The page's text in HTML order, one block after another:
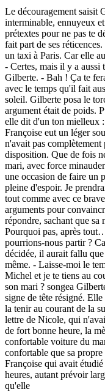
Le découragement saisit
interminable, ennuyeux
prétextes pour ne pas te
fait part de ses
un taxi à Paris. Car elle
- Certes, mais il y a aussi
Gilberte. - Bah ! Ça te
avec le temps qu'il fait
soleil. Gilberte posa le
argument était de poids.
elle dit d'un ton mielleux
Françoise eut un léger
n'avait pas
disposition. Que de fois
mari, avec force
une occasion de faire un
pleine d'espoir. Je
tout comme avec ce
arguments pour
répondre, sachant que sa
Pourquoi pas, après
pourrions-nous partir ?
décidée, il aurait fallu
même. - Laisse-moi le
Michel et je te tiens au
son mari ? songea
signe de tête résigné.
la tenir au courant de la
lettre de Nicole, qui
de fort bonne heure, la
confortable voiture du
confortable que sa
Françoise qui avait
heures, autant prévoir
qu'elle